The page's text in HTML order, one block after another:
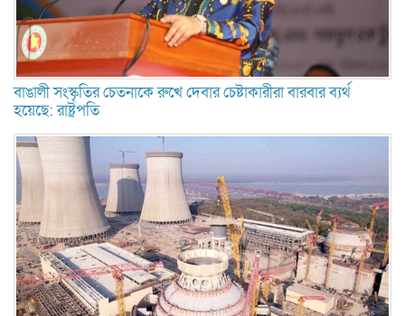
বাঙালী সংস্কৃতির চেতনাকে রুখে দেবার চেষ্টাকারীরা বারবার ব্যর্থ
হয়েছে: রাষ্ট্রপতি